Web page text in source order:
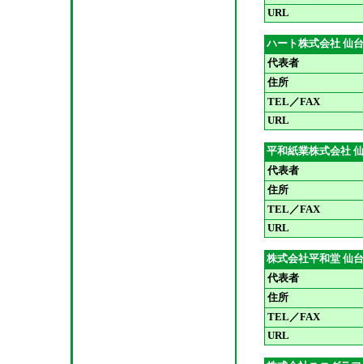
URL
ハート株式会社 仙
代表者
住所
TEL／FAX
URL
平和紙業株式会社
代表者
住所
TEL／FAX
URL
株式会社平和堂 仙
代表者
住所
TEL／FAX
URL